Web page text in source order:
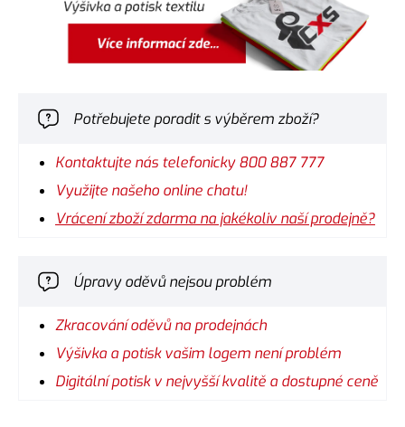
Potřebujete poradit s výběrem zboží?
Kontaktujte nás telefonicky 800 887 777
Využijte našeho online chatu!
Vrácení zboží zdarma na jakékoliv naší prodejně?
Úpravy oděvů nejsou problém
Zkracování oděvů na prodejnách
Výšivka a potisk vašim logem není problém
Digitální potisk v nejvyšší kvalitě a dostupné ceně